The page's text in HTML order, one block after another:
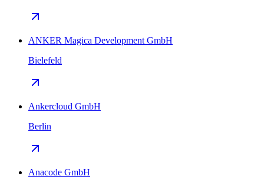
ANKER Magica Development GmbH
Bielefeld
Ankercloud GmbH
Berlin
Anacode GmbH